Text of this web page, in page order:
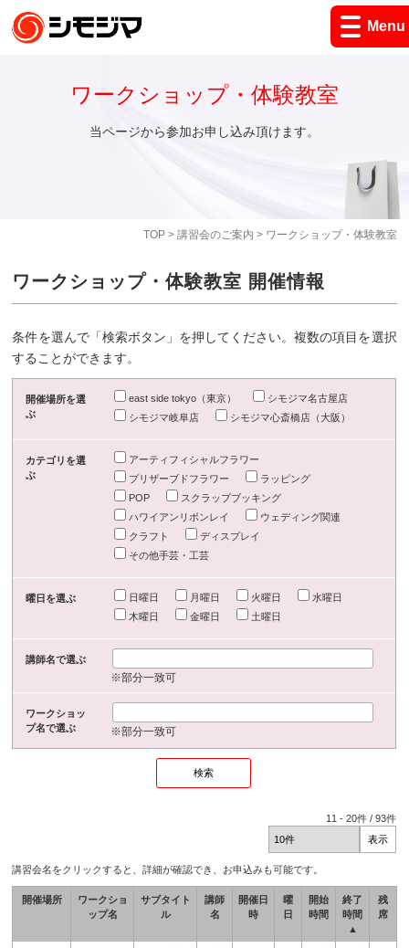
Menu
TOP> 講習会のご案内 > ワークショップ・体験教室
ワークショップ・体験教室
当ページから参加お申し込み頂けます。
ワークショップ・体験教室 開催情報
条件を選んで「検索ボタン」を押してください。複数の項目を選択
することができます。
開催場所を選
ぶ
east side tokyo（東京）
シモジマ名古屋店
シモジマ岐阜店
シモジマ心斎橋店（大阪）
カテゴリを選
ぶ
アーティフィシャルフラワー
プリザーブドフラワー
ラッピング
POP
スクラップブッキング
ハワイアンリボンレイ
ウェディング関連
クラフト
ディスプレイ
その他手芸・工芸
曜日を選ぶ 日曜日 月曜日 火曜日
水曜日
木曜日
金曜日 土曜日
講師名で選ぶ
※部分一致可
ワークショッ
プ名で選ぶ
※部分一致可
11 -20件 /93件
講習会名をクリックすると、詳細が確認でき、お申込みも可能です。
開催場所
ワークショ
ップ名
サブタイト
ル
講師
名
開催日
時
曜
日
開始
時間
終了
時間
▲
残
席